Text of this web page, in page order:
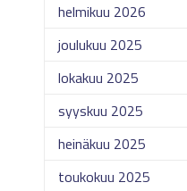
helmikuu 2026
joulukuu 2025
lokakuu 2025
syyskuu 2025
heinäkuu 2025
toukokuu 2025